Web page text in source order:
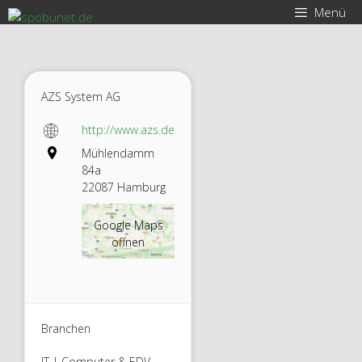
Zum
Inhalt
Menü
AZS System AG
http://www.azs.de
Mühlendamm
84a
22087 Hamburg
Google Maps
öffnen
Branchen